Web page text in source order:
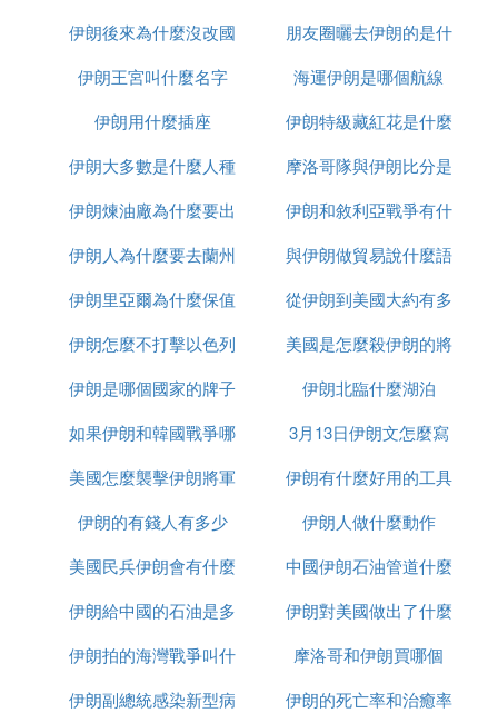
地區局勢將更加復雜和不穩定。
㈢ 美伊戰爭結局預測
美伊戰爭可能有以下幾種結局
：
最可能結果：有限沖突（概率65%）：美國空襲
伊朗核設施後，伊朗會以導彈襲擊美軍基地、胡
模升級。在2 - 3個月內雙方達成臨時停火，伊朗
核設施會陷入癱瘓，但政權依舊存續，美國會宣
稱「戰術成功」。油價會短暫沖高後回落，美伊
重回「不戰不和」狀態，而伊朗核重建大概需要
次要可能：全面代理人戰爭（概率25% - 3
0%）：若伊朗成功封鎖霍爾木茲海峽或造成美
屆時胡塞武裝襲船、真主黨攻以、親伊民兵圍攻
美軍基地，戰爭會演變為多國參戰的區域混戰。
沙特等海灣國家也會被迫選邊站，油價會長期高
位震盪。
低概率場景：政權更迭戰爭（概率<5%）
以色列斬首哈梅內伊或伊朗內亂爆發，美國地面
部隊會介入。然而伊朗山地地形復雜且有9000
入長達十年以上的戰爭泥潭。
伊朗後來為什麼沒改國
名
朋友圈曬去伊朗的是什
麼梗
伊朗王宮叫什麼名字
海運伊朗是哪個航線
伊朗用什麼插座
伊朗特級藏紅花是什麼
伊朗大多數是什麼人種
摩洛哥隊與伊朗比分是
多少
伊朗煉油廠為什麼要出
售
伊朗和敘利亞戰爭有什
麼區別
伊朗人為什麼要去蘭州
與伊朗做貿易說什麼語
種
伊朗里亞爾為什麼保值
從伊朗到美國大約有多
少千米
伊朗怎麼不打擊以色列
美國是怎麼殺伊朗的將
軍的
伊朗是哪個國家的牌子
伊朗北臨什麼湖泊
如果伊朗和韓國戰爭哪
個贏
3月13日伊朗文怎麼寫
美國怎麼襲擊伊朗將軍
的
伊朗有什麼好用的工具
伊朗的有錢人有多少
伊朗人做什麼動作
美國民兵伊朗會有什麼
反應
中國伊朗石油管道什麼
時候建完
伊朗給中國的石油是多
少一桶
伊朗對美國做出了什麼
反應
伊朗拍的海灣戰爭叫什
麼名字
摩洛哥和伊朗買哪個
伊朗副總統感染新型病
伊朗的死亡率和治癒率